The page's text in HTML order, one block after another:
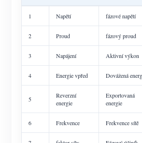
1 Napětí fázové napětí
2 Proud fázový proud
3 Napájení Aktivní výkon
4 Energie vpřed Dovážená
5
Reverzní
energie
Exportovaná
energie
6 Frekvence Frekvence sítě